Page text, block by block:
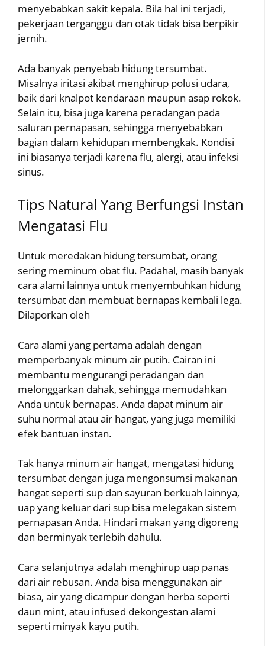
menyebabkan sakit kepala. Bila hal ini terjadi,
pekerjaan terganggu dan otak tidak bisa berpikir
jernih.
Ada banyak penyebab hidung tersumbat.
Misalnya iritasi akibat menghirup polusi udara,
baik dari knalpot kendaraan maupun asap rokok.
Selain itu, bisa juga karena peradangan pada
saluran pernapasan, sehingga menyebabkan
bagian dalam kehidupan membengkak. Kondisi
ini biasanya terjadi karena flu, alergi, atau infeksi
sinus.
Tips Natural Yang Berfungsi Instan
Mengatasi Flu
Untuk meredakan hidung tersumbat, orang
sering meminum obat flu. Padahal, masih banyak
cara alami lainnya untuk menyembuhkan hidung
tersumbat dan membuat bernapas kembali lega.
Dilaporkan oleh
Cara alami yang pertama adalah dengan
memperbanyak minum air putih. Cairan ini
membantu mengurangi peradangan dan
melonggarkan dahak, sehingga memudahkan
Anda untuk bernapas. Anda dapat minum air
suhu normal atau air hangat, yang juga memiliki
efek bantuan instan.
Tak hanya minum air hangat, mengatasi hidung
tersumbat dengan juga mengonsumsi makanan
hangat seperti sup dan sayuran berkuah lainnya,
uap yang keluar dari sup bisa melegakan sistem
pernapasan Anda. Hindari makan yang digoreng
dan berminyak terlebih dahulu.
Cara selanjutnya adalah menghirup uap panas
dari air rebusan. Anda bisa menggunakan air
biasa, air yang dicampur dengan herba seperti
daun mint, atau infused dekongestan alami
seperti minyak kayu putih.